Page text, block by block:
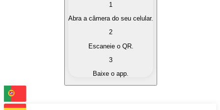
Compre as criptomoedas de seu interesse de forma
Converta suas criptomoedas em moeda fiduciária
Troque uma criptomoeda por outra
1
Abra a câmera do seu celular.
2
Escaneie o QR.
3
Baixe o app.